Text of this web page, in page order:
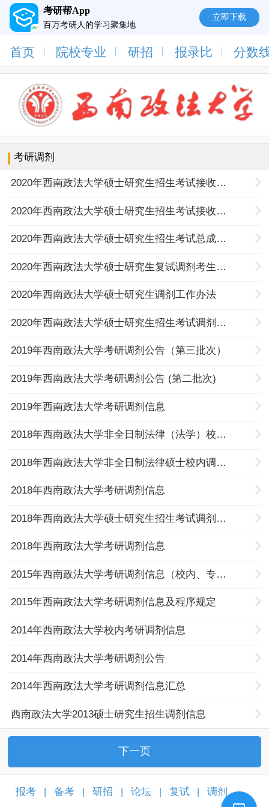
考研帮App
百万考研人的学习聚集地
立即下载
首页 院校专业 研招 报录比 分数
考研调剂
2020年西南政法大学硕士研究生招生考试接收调剂公告-第三批次
2020年西南政法大学硕士研究生招生考试接收调剂公告-第二批次
2020年西南政法大学硕士研究生招生考试总成绩排序的通知-第一批次
2020年西南政法大学硕士研究生复试调剂考生名单公示
2020年西南政法大学硕士研究生调剂工作办法
2020年西南政法大学硕士研究生招生考试调剂公告
2019年西南政法大学考研调剂公告（第三批次）
2019年西南政法大学考研调剂公告 (第二批次)
2019年西南政法大学考研调剂信息
2018年西南政法大学非全日制法律（法学）校内调剂公告
2018年西南政法大学非全日制法律硕士校内调剂公告
2018年西南政法大学考研调剂信息
2018年西南政法大学硕士研究生招生考试调剂录取阶段第三号公告
2018年西南政法大学考研调剂信息
2015年西南政法大学考研调剂信息（校内、专业型）
2015年西南政法大学考研调剂信息及程序规定
2014年西南政法大学校内考研调剂信息
2014年西南政法大学考研调剂公告
2014年西南政法大学考研调剂信息汇总
西南政法大学2013硕士研究生招生调剂信息
下一页
报考 备考 研招 论坛 复试 调剂